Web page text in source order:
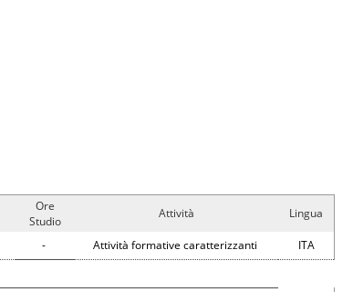
Ore
Studio
Attività Lingua
- Attività formative caratterizzanti ITA